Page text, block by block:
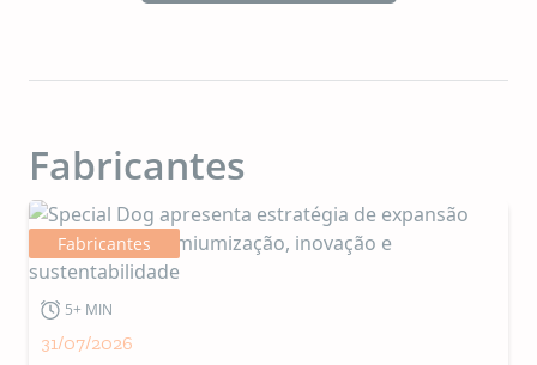
Fabricantes
Fabricantes
5+ MIN
31/07/2026